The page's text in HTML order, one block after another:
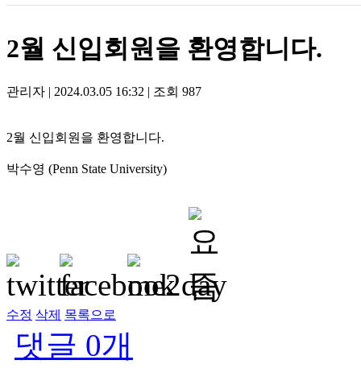
2월 신입회원을 환영합니다.
관리자 | 2024.03.05 16:32 | 조회 987
2월 신입회원을 환영합니다.
박수영 (Penn State University)
수정 삭제 목록으로
댓글 0개